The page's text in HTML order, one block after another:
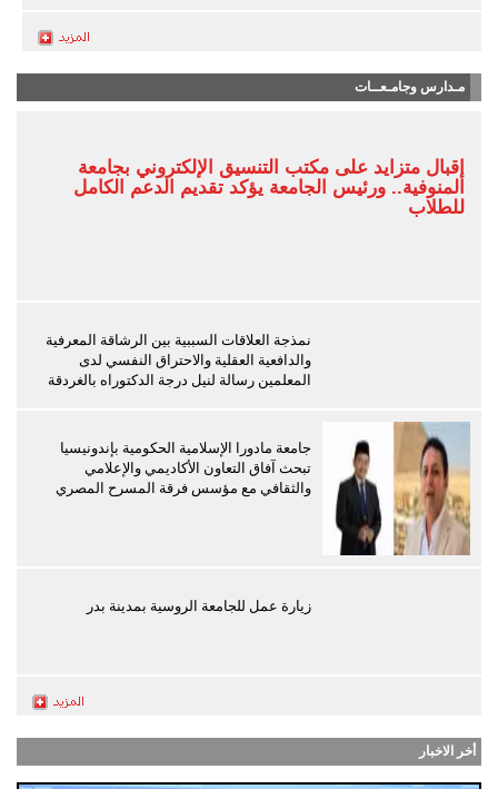
مـدارس وجامـعــات
إقبال متزايد على مكتب التنسيق الإلكتروني بجامعة
المنوفية.. ورئيس الجامعة يؤكد تقديم الدعم الكامل
للطلاب
نمذجة العلاقات السببية بين الرشاقة المعرفية
والدافعية العقلية والاحتراق النفسي لدى
المعلمين رسالة لنيل درجة الدكتوراه بالغردقة
جامعة مادورا الإسلامية الحكومية بإندونيسيا
تبحث آفاق التعاون الأكاديمي والإعلامي
والثقافي مع مؤسس فرقة المسرح المصري
زيارة عمل للجامعة الروسية بمدينة بدر
أخر الاخبار